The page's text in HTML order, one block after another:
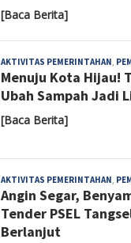
[Baca Berita]
AKTIVITAS PEMERINTAHAN,
Menuju Kota Hijau!
Ubah Sampah Jadi
[Baca Berita]
AKTIVITAS PEMERINTAHAN,
Angin Segar,
Tender PSEL
Berlanjut